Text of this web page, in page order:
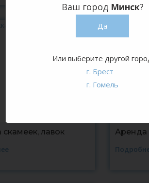
лавок
Аренда
Ваш город Минск?
Да
Или выберите другой
г. Брест
г. Гомель